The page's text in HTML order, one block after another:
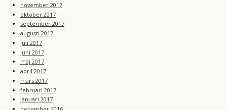
november 2017
oktober 2017
september 2017
augusti 2017
juli 2017
juni 2017
maj 2017
april 2017
mars 2017
februari 2017
januari 2017